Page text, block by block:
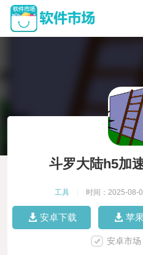
斗罗大陆h5加
工具 时间：2025-08-
安卓下载 苹
安卓市